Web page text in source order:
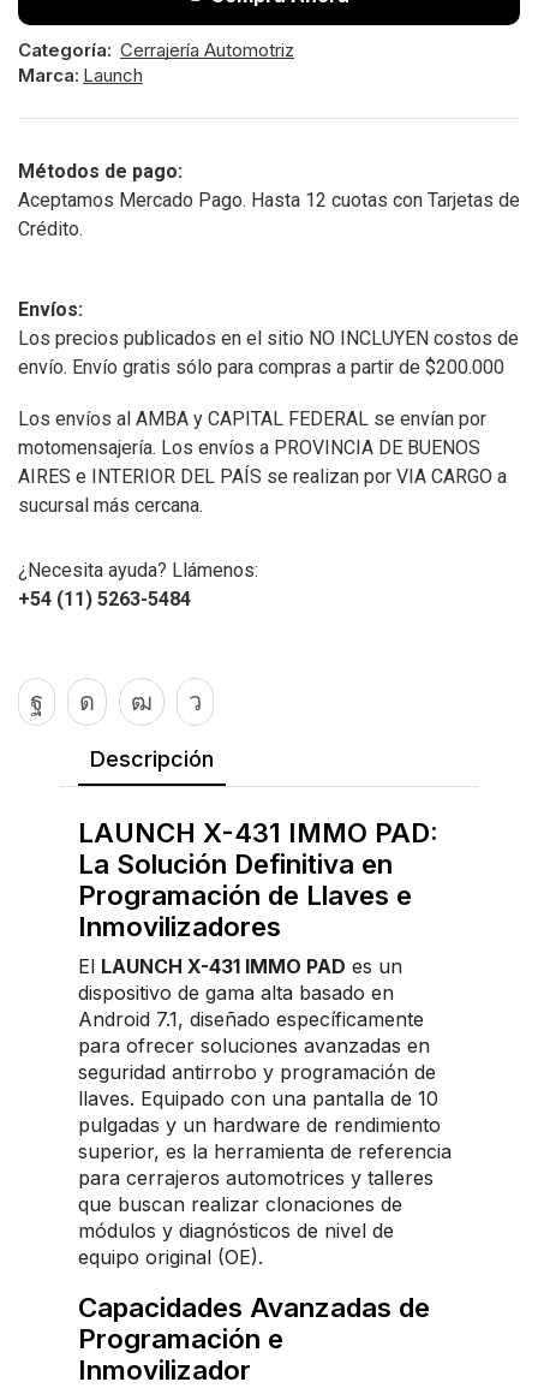
Categoría: Cerrajería Automotriz
Marca: Launch
Métodos de pago:
Aceptamos Mercado Pago. Hasta 12 cuotas con Tarjetas de
Crédito.
Envíos:
Los precios publicados en el sitio NO INCLUYEN costos de
envío. Envío gratis sólo para compras a partir de $200.000
Los envíos al AMBA y CAPITAL FEDERAL se envían por
motomensajería. Los envíos a PROVINCIA DE BUENOS
AIRES e INTERIOR DEL PAÍS se realizan por VIA CARGO a
sucursal más cercana.
¿Necesita ayuda? Llámenos:
+54 (11) 5263-5484
Descripción
LAUNCH X-431 IMMO PAD:
La Solución Definitiva en
Programación de Llaves e
Inmovilizadores
El LAUNCH X-431 IMMO PAD es un
dispositivo de gama alta basado en
Android 7.1, diseñado específicamente
para ofrecer soluciones avanzadas en
seguridad antirrobo y programación de
llaves. Equipado con una pantalla de 10
pulgadas y un hardware de rendimiento
superior, es la herramienta de referencia
para cerrajeros automotrices y talleres
que buscan realizar clonaciones de
módulos y diagnósticos de nivel de
equipo original (OE).
Capacidades Avanzadas de
Programación e
Inmovilizador